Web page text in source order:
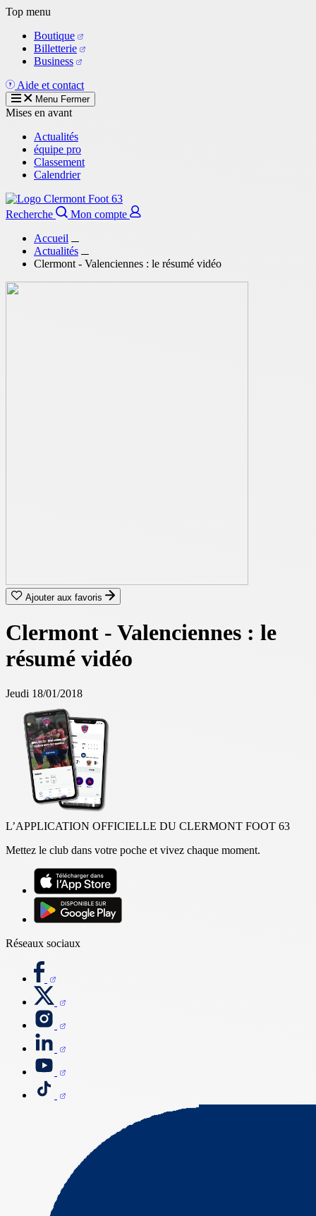
Aller
contenu
principal
Top menu
Boutique
Billetterie
Business
Aide et contact
Menu Fermer
Mises en avant
Actualités
équipe pro
Classement
Calendrier
Recherche
Mon compte
Accueil
Actualités
Clermont - Valenciennes : le résumé vidéo
Ajouter aux favoris
Clermont - Valenciennes : le
résumé vidéo
Jeudi 18/01/2018
L’APPLICATION OFFICIELLE DU CLERMONT FOOT 63
Mettez le club dans votre poche et vivez chaque moment.
Réseaux sociaux